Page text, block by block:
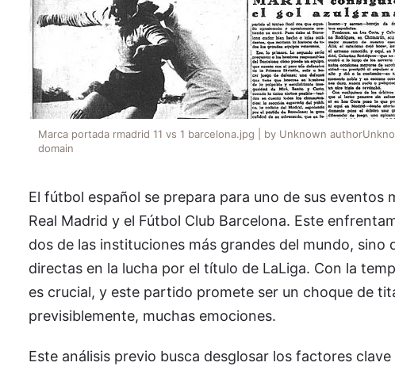
Marca portada rmadrid 11 vs 1 barcelona.jpg | by Unknown
domain
El fútbol español se prepara para uno de sus eventos
Real Madrid y el Fútbol Club Barcelona. Este
dos de las instituciones más grandes del mundo, sino
directas en la lucha por el título de LaLiga. Con la
es crucial, y este partido promete ser un choque de
previsiblemente, muchas emociones.
Este análisis previo busca desglosar los factores